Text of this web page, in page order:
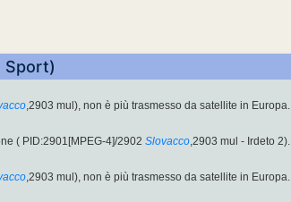
Sport)
,2903 mul), non è più trasmesso da satellite in Europa.
( PID:2901[MPEG-4]/2902 Slovacco,2903 mul - Irdeto 2).
,2903 mul), non è più trasmesso da satellite in Europa.